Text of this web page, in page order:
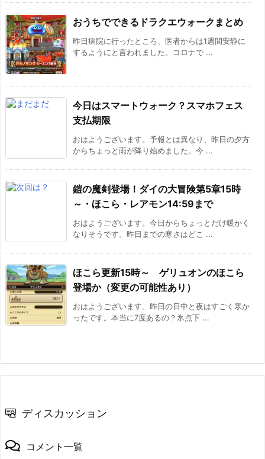
おうちでできるドラクエウォークまとめ
昨日病院に行ったところ、医者からは1週間安静に
するようにと言われました。コロナで ...
今日はスマートウォーク？スマホフェス
支払期限
おはようございます。予報とは異なり、昨日の夕方
からちょっと雨が降り始めました。今 ...
鎧の魔剣登場！ダイの大冒険第5章15時
～・ほこら・レアモン14:59まで
おはようございます。今日からちょっとだけ暖かく
なりそうです。昨日までの寒さはどこ ...
ほこら更新15時～ ゲリュオンのほこら
登場か（変更の可能性あり）
おはようございます。昨日の日中と夜はすごく寒か
ったです。本当に7度あるの？氷点下 ...
ディスカッション
コメント一覧